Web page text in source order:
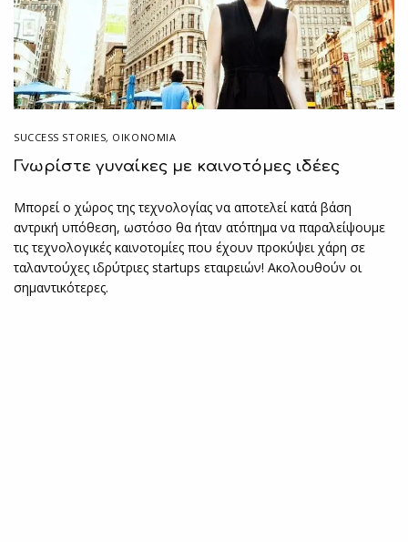
SUCCESS STORIES, ΟΙΚΟΝΟΜΙΑ
Γνωρίστε γυναίκες με καινοτόμες ιδέες
Μπορεί ο χώρος της τεχνολογίας να αποτελεί κατά βάση
αντρική υπόθεση, ωστόσο θα ήταν ατόπημα να παραλείψουμε
τις τεχνολογικές καινοτομίες που έχουν προκύψει χάρη σε
ταλαντούχες ιδρύτριες startups εταιρειών! Ακολουθούν οι
σημαντικότερες.